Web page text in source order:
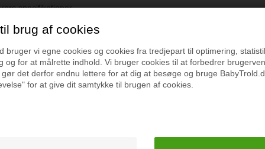
brug af cookies
bruger vi egne cookies og cookies fra tredjepart til optimering,
og for at målrette indhold. Vi bruger cookies til at forbedrer
det derfor endnu lettere for at dig at besøge og bruge
for at give dit samtykke til brugen af cookies.
specifikationer.
du også interesseret i følgende